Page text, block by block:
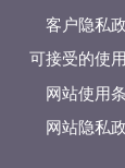
客户隐私
可接受的使
网站使用
网站隐私